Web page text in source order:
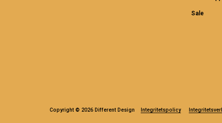
Sale
Copyright © 2026 Different Design Integritetspolicy